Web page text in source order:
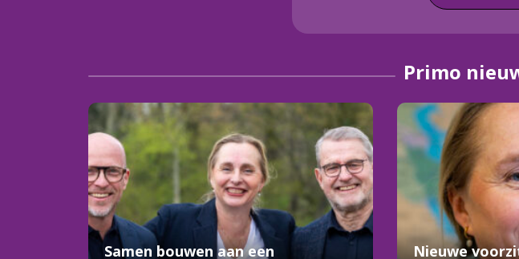
Primo
Samen bouwen aan een
Nieuwe